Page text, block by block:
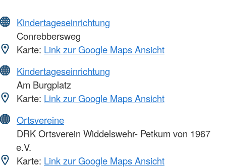
Kindertageseinrichtung
Conrebbersweg
Karte: Link zur Google Maps Ansicht
Kindertageseinrichtung
Am Burgplatz
Karte: Link zur Google Maps Ansicht
Ortsvereine
DRK Ortsverein Widdelswehr- Petkum von 1967
e.V.
Karte: Link zur Google Maps Ansicht